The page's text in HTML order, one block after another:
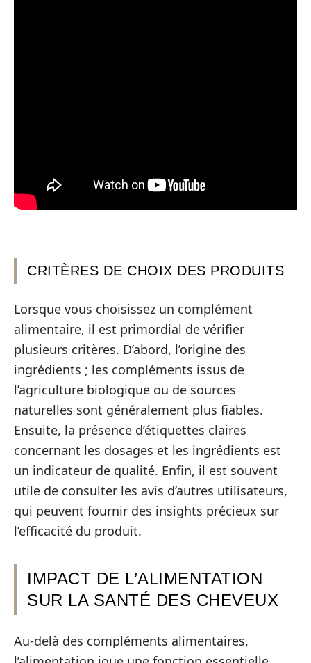
CRITÈRES DE CHOIX DES PRODUITS
Lorsque vous choisissez un complément
alimentaire, il est primordial de vérifier
plusieurs critères. D’abord, l’origine des
ingrédients ; les compléments issus de
l’agriculture biologique ou de sources
naturelles sont généralement plus fiables.
Ensuite, la présence d’étiquettes claires
concernant les dosages et les ingrédients est
un indicateur de qualité. Enfin, il est souvent
utile de consulter les avis d’autres utilisateurs,
qui peuvent fournir des insights précieux sur
l’efficacité du produit.
IMPACT DE L’ALIMENTATION
SUR LA SANTÉ DES CHEVEUX
Au-delà des compléments alimentaires,